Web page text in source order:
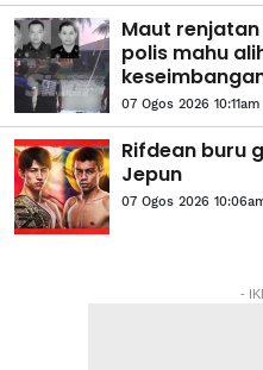
Maut
polis mahu
07 Ogos 2026 10:11am
Rifdean buru
Jepun
07 Ogos 2026
-